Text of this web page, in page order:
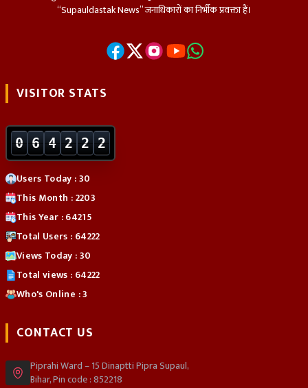
“Supauldastak News” जनाधिकारों का निर्भीक प्रवक्ता हैं।
VISITOR STATS
0 6 4 2 2 2
Users Today : 30
This Month : 2203
This Year : 64215
Total Users : 64222
Views Today : 30
Total views : 64222
Who's Online : 3
CONTACT US
Piprahi Ward – 15 Dinaptti Pipra Supaul,
Bihar, Pin code : 852218